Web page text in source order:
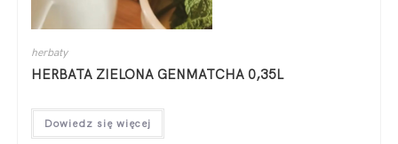
herbaty
HERBATA ZIELONA GENMATCHA 0,35L
Dowiedz się więcej